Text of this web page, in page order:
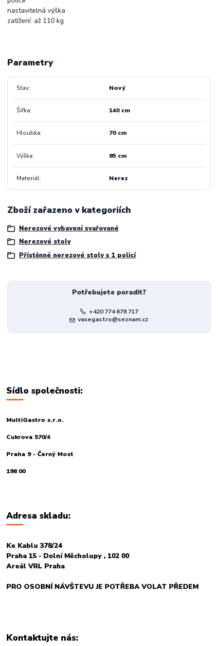
nastavitelná výška
zatížení: až 110 kg
Parametry
Stav Nový
Šířka 140 cm
Hloubka 70 cm
Výška 85 cm
Materiál Nerez
Zboží zařazeno v kategoriích
Nerezové vybavení svařované
Nerezové stoly
Přístěnné nerezové stoly s 1 policí
Potřebujete poradit?
+420 774 678 717
vasegastro@seznam.cz
Sídlo společnosti:
MultiGastro s.r.o.
Cukrova 570/4
Praha 9 - Černý Most
198 00
Adresa skladu:
Ke Kablu 378/24
Praha 15 - Dolní Měcholupy , 102 00
Areál VRL Praha
PRO OSOBNÍ NÁVŠTEVU JE POTŘEBA VOLAT PŘEDEM
Kontaktujte nás: